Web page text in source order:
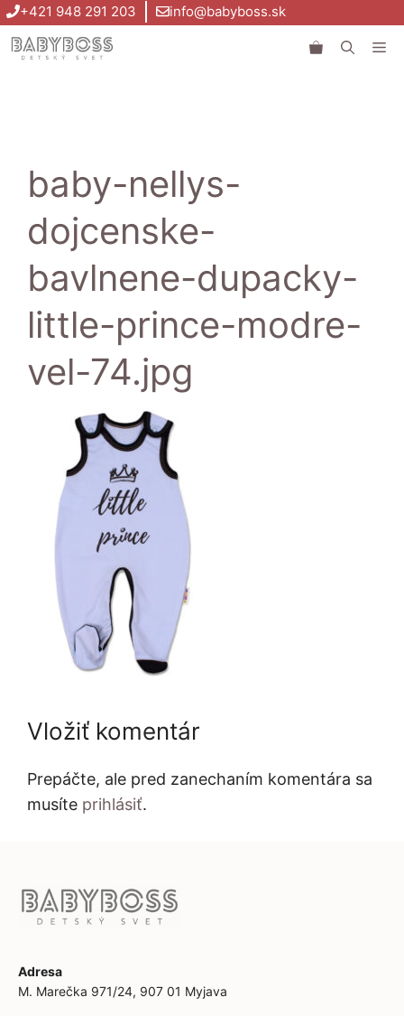
Preskočiť
na
obsah
+421 948 291 203 info@babyboss.sk
baby-nellys-
dojcenske-
bavlnene-dupacky-
little-prince-modre-
vel-74.jpg
Vložiť komentár
Prepáčte, ale pred zanechaním komentára sa
musíte prihlásiť.
Adresa
M. Marečka 971/24, 907 01 Myjava